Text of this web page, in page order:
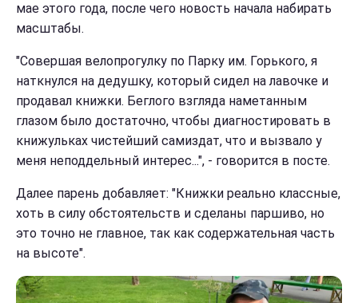
мае этого года, после чего новость начала набирать
масштабы.
"Совершая велопрогулку по Парку им. Горького, я
наткнулся на дедушку, который сидел на лавочке и
продавал книжки. Беглого взгляда наметанным
глазом было достаточно, чтобы диагностировать в
книжульках чистейший самиздат, что и вызвало у
меня неподдельный интерес...", - говорится в посте.
Далее парень добавляет: "Книжки реально классные,
хоть в силу обстоятельств и сделаны паршиво, но
это точно не главное, так как содержательная часть
на высоте".